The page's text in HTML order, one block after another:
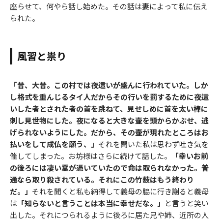
座らせて、何やら話し始めた。その話は妻によって私に伝え
られた。
風習と祟り
「昔、大昔。この村では夜這いが盛んに行われていた。しか
し格式を重んじるタイ人だからその行いを罰するために夜這
いした者とされた者の首を跳ねて、見せしめに首を太い棒に
刺し見世物にした。夜になると大きな壷を頭からかぶせ、逃
げられないようにした。だから、その壷が現れたところはお
払いをして成仏を願う、」 それを聞いた私は思わず吐き気を
催してしまった。お坊様はさらに続けて話した。
「幸いお前
の後ろには凄い霊が憑いていたので命は取られなかった。普
通なら取り殺されている。それにこの竹薮はもう終わり
だ。」 それを聞くと私も納得して義母の脇に行き謝ると義母
は 「知らないと言うことは本当に幸せだな。」 と言うと笑い
出した。それにつられるように後ろに居た兄や姉、近所の人